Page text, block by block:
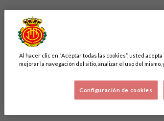
Al hacer clic en “Aceptar todas las cookies”, usted
mejorar la navegación del sitio, analizar el uso del
Configuración de cookies